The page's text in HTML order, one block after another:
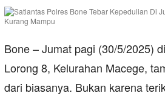
Bone – Jumat pagi (30/5/2025)
Lorong 8, Kelurahan Macege,
dari biasanya. Bukan karena